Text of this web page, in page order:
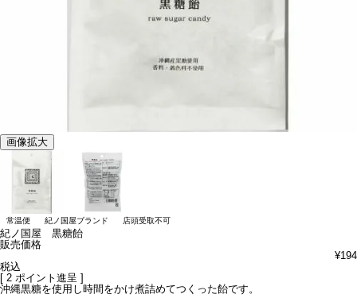
画像拡大
常温便 紀ノ国屋ブランド 店頭受取不可
紀ノ国屋 黒糖飴
販売価格
¥194
税込
[ 2 ポイント進呈 ]
沖縄黒糖を使用し時間をかけ煮詰めてつくった飴です。